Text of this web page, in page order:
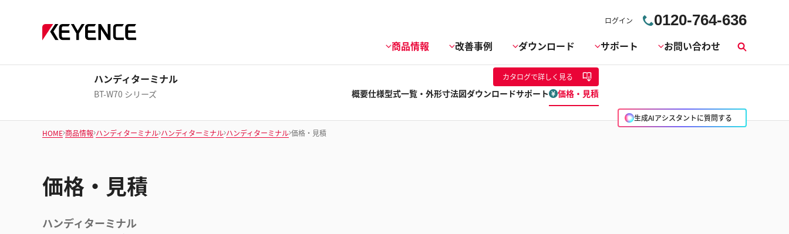
ログイン 0120-764-636
商品情報 改善事例 ダウンロード サポート お問い合わせ
索
ハンディターミナル
BT-W70 シリーズ
生成AIアシスタントに質問する
カタログで詳しく見る
概要仕様型式一覧・外形寸法図ダウンロードサポート 価格・見積
HOME 商品情報 ハンディターミナル ハンディターミナル ハンディターミナル 価格・見積
価格・見積
ハンディターミナル